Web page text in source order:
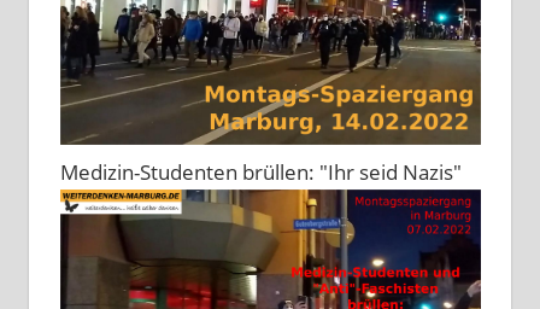
Medizin-Studenten brüllen: "Ihr seid Nazis"